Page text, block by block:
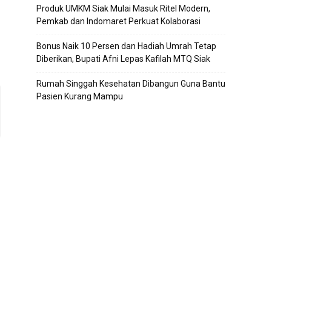
Produk UMKM Siak Mulai Masuk Ritel Modern,
Pemkab dan Indomaret Perkuat Kolaborasi
Bonus Naik 10 Persen dan Hadiah Umrah Tetap
Diberikan, Bupati Afni Lepas Kafilah MTQ Siak
Rumah Singgah Kesehatan Dibangun Guna Bantu
Pasien Kurang Mampu